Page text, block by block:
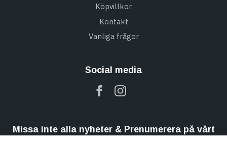
Köpvillkor
Kontakt
Vanliga frågor
Social media
Missa inte alla nyheter & Prenumerera på vårt